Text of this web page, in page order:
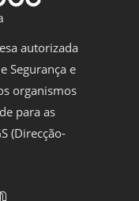
autorizada
Segurança e
organismos
para as
(Direcção-